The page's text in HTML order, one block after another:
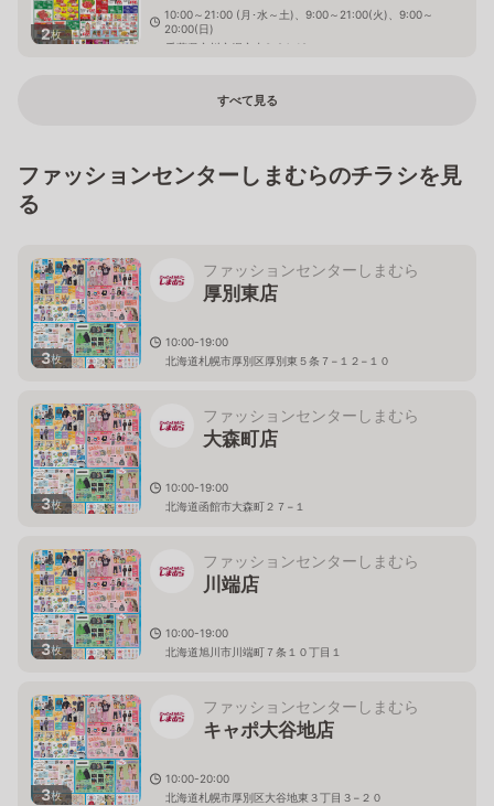
2枚
10:00～21:00 (月･水～土)、9:00～21:00(火)、9:00～
20:00(日)
千葉県市川市堀之内3-24-19
すべて見る
ファッションセンターしまむらのチラシを見
る
3枚
ファッションセンターしまむら
厚別東店
10:00-19:00
北海道札幌市厚別区厚別東５条７−１２−１０
3枚
ファッションセンターしまむら
大森町店
10:00-19:00
北海道函館市大森町２７−１
3枚
ファッションセンターしまむら
川端店
10:00-19:00
北海道旭川市川端町７条１０丁目１
3枚
ファッションセンターしまむら
キャポ大谷地店
10:00-20:00
北海道札幌市厚別区大谷地東３丁目３−２０